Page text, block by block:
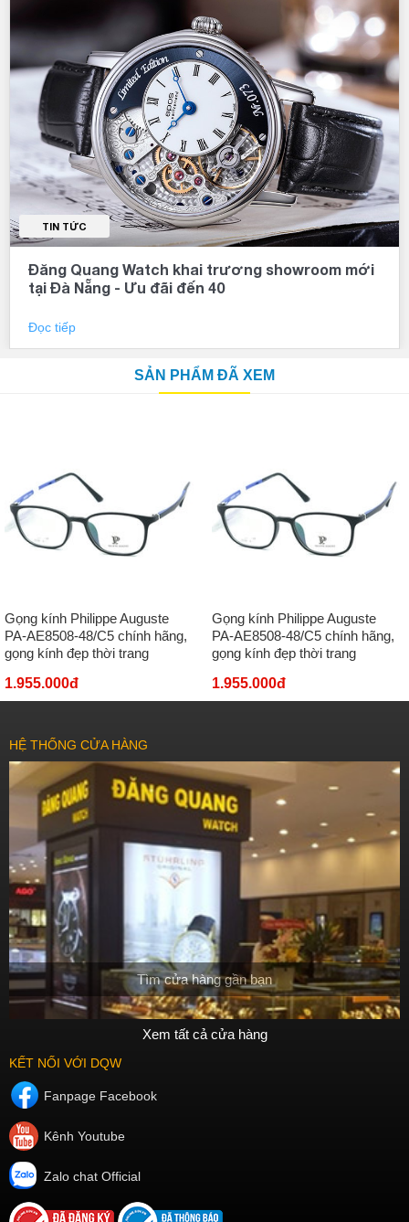
TIN TỨC
Đăng Quang Watch khai trương showroom mới
tại Đà Nẵng - Ưu đãi đến 40
Đọc tiếp
SẢN PHẨM ĐÃ XEM
Gọng kính Philippe Auguste
PA-AE8508-48/C5 chính hãng,
gọng kính đẹp thời trang
1.955.000đ
Gọng kính Philippe Auguste
PA-AE8508-48/C5 chính hãng,
gọng kính đẹp thời trang
1.955.000đ
HỆ THỐNG CỬA HÀNG
Tìm cửa hàng gần bạn
Xem tất cả cửa hàng
KẾT NỐI VỚI DQW
Fanpage Facebook
Kênh Youtube
Zalo chat Official